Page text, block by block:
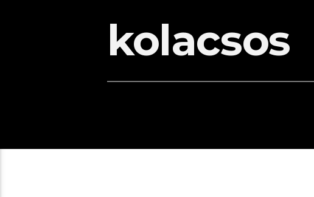
kolacsos